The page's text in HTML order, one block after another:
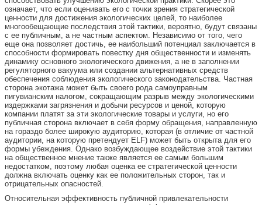
означает, что если оценивать его с точки зрения стратегической
ценности для достижения экологических целей, то наиболее
многообещающие последствия этой тактики, вероятно, будут связаны
с ее публичным, а не частным аспектом. Независимо от того, чего
еще она позволяет достичь, ее наибольший потенциал заключается в
способности формировать повестку дня общественности и изменять
динамику основного экологического движения, а не в заполнении
регуляторного вакуума или создании альтернативных средств
обеспечения соблюдения экологического законодательства. Частная
сторона экотажа может быть своего рода самоуправным
пигувианским налогом, сокращающим разрыв между экологическими
издержками загрязнения и добычи ресурсов и ценой, которую
компании платят за эти экологические товары и услуги, но его
публичная сторона включает в себя форму обращения, направленную
на гораздо более широкую аудиторию, которая (в отличие от частной
аудитории, на которую претендует ELF) может быть открыта для его
формы убеждения. Однако возбуждающее воздействие этой тактики
на общественное мнение также является ее самым большим
недостатком, поэтому любая оценка ее стратегической ценности
должна включать оценку как ее положительных сторон, так и
отрицательных опасностей.
Относительная эффективность публичной привлекательности